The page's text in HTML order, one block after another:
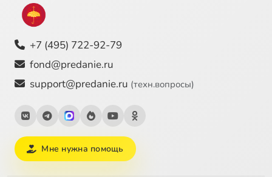
+7 (495) 722-92-79
fond@predanie.ru
support@predanie.ru (техн.вопросы)
Мне нужна помощь